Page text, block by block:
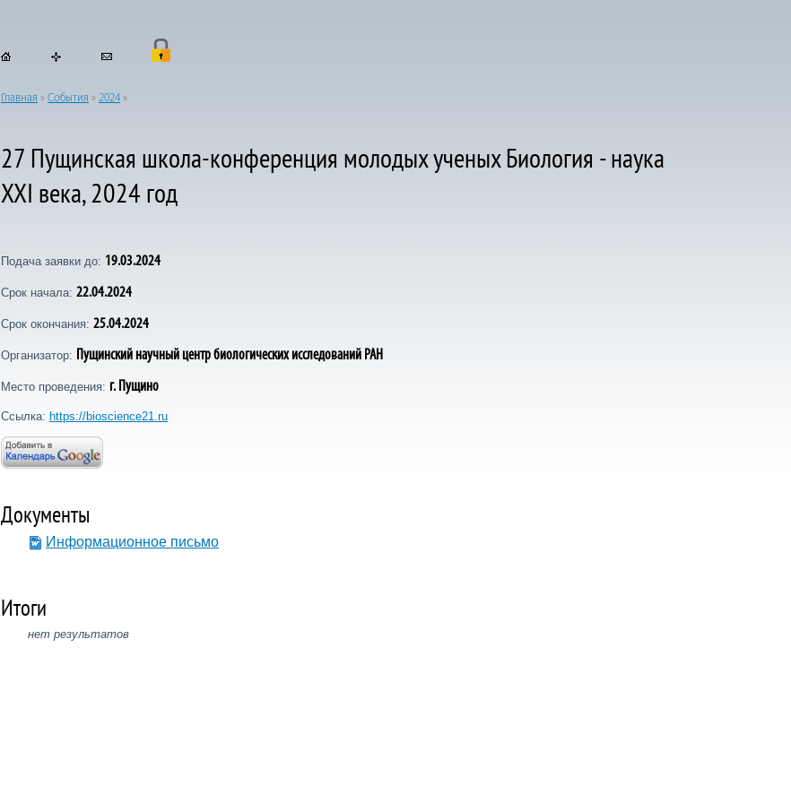
Главная » События » 2024 »
27 Пущинская школа-конференция молодых ученых Биология - наука
XXI века, 2024 год
Подача заявки до: 19.03.2024
Срок начала: 22.04.2024
Срок окончания: 25.04.2024
Организатор: Пущинский научный центр биологических исследований РАН
Место проведения: г. Пущино
Ссылка: https://bioscience21.ru
Документы
Информационное письмо
Итоги
нет результатов